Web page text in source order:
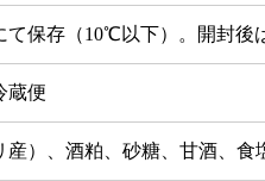
て保存（10℃以下）。 開封後
蔵便
産）、酒粕、砂糖、甘酒、食